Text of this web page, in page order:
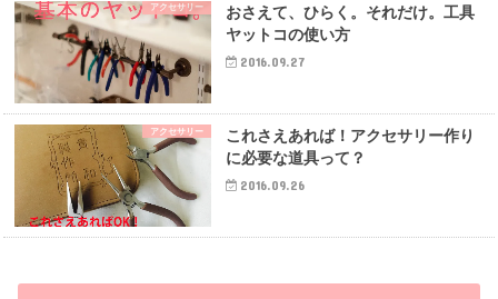
アクセサリー
おさえて、ひらく。それだけ。工具
ヤットコの使い方
2016.09.27
アクセサリー
これさえあれば！アクセサリー作り
に必要な道具って？
2016.09.26